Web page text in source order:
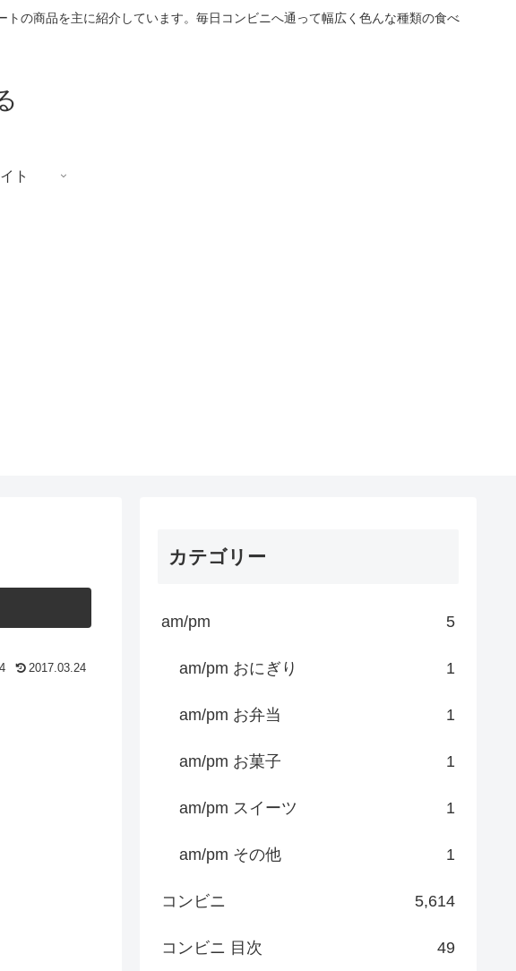
の商品を主に紹介しています。毎日コンビニへ通って幅広く色んな種類の食べ
ト
2017.03.24
カテゴリー
am/pm 5
am/pm おにぎり 1
am/pm お弁当 1
am/pm お菓子 1
am/pm スイーツ 1
am/pm その他 1
コンビニ 5,614
コンビニ 目次 49